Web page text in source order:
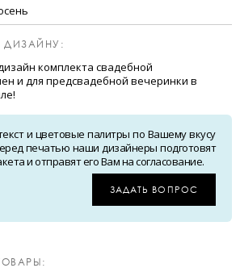
ДИЗАЙНУ:
комплекта свадебной
и для предсвадебной вечеринки в
и цветовые палитры по Вашему вкусу
печатью наши дизайнеры подготовят
и отправят его Вам на согласование.
ЗАДАТЬ ВОПРОС